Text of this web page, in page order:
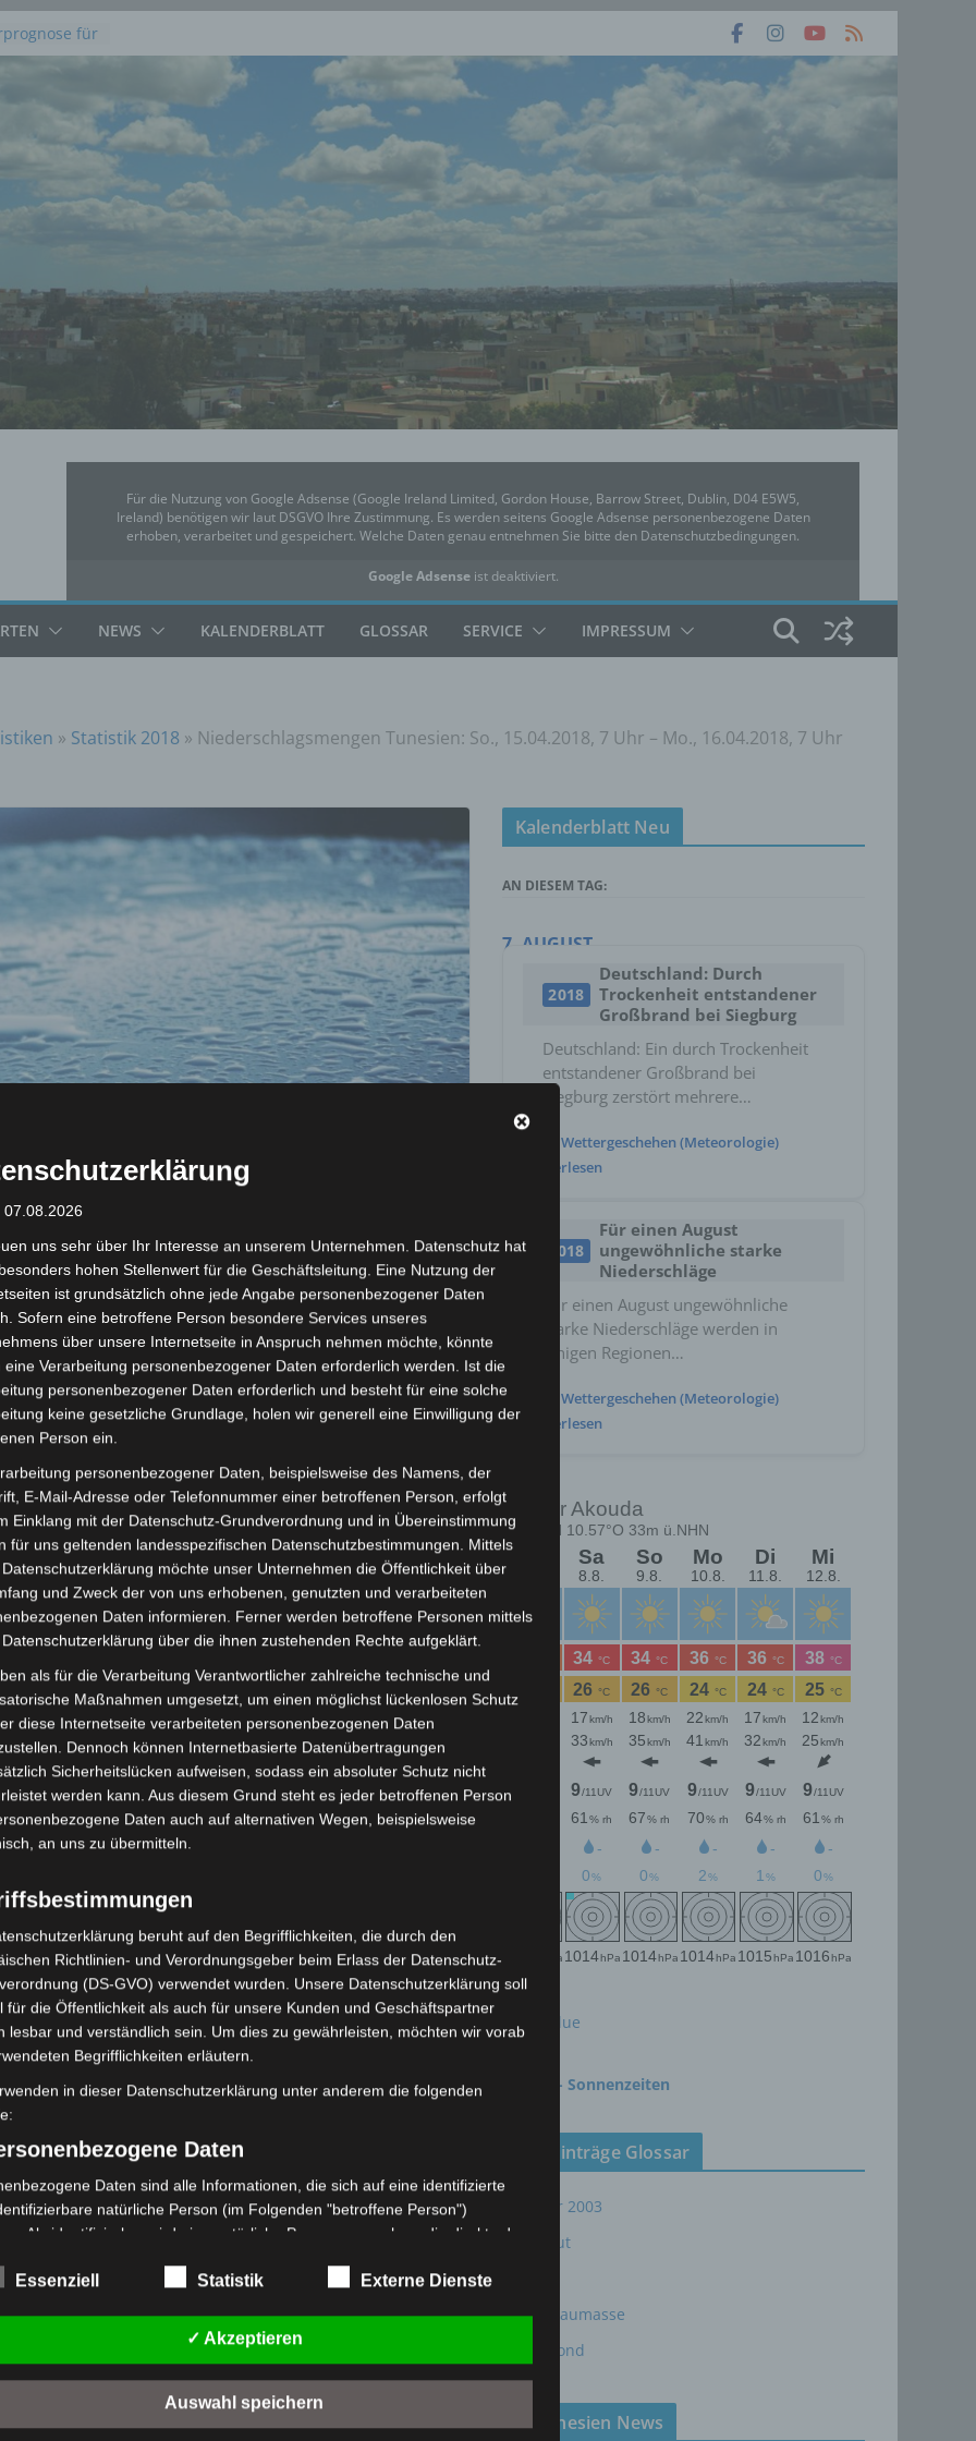
für
Juli 2026
…
Juli 2026
2026
2026 an
Osten und
Für die Nutzung von Google Adsense (Google Ireland Limited, Gordon House, Barrow Street, Dublin, D04 E5W5,
Ireland) benötigen wir laut DSGVO Ihre Zustimmung. Es werden seitens Google Adsense personenbezogene Daten
erhoben, verarbeitet und gespeichert. Welche Daten genau entnehmen Sie bitte den Datenschutzbedingungen.
Google Adsenseist deaktiviert.
✓ Erlauben Datenschutzbedingungen
NEWS KALENDERBLATT GLOSSAR SERVICE IMPRESSUM
» Statistik 2018 » Niederschlagsmengen Tunesien: So., 15.04.2018, 7 Uhr – Mo., 16.04.2018, 7 Uhr
So., 15.04.2018,
7 Uhr
,Niederschlagsstatistik,Sousse,Zaghouan
in Liter/m2, aufgezeichnet von Sonntag, den
7 Uhr. Die stärksten Niederschläge gab es in den
Akouda:
(
Limited, Gordon House, Barrow Street, Dublin, D04 E5W5,
Es werden seitens Google Adsense personenbezogene Daten
genau entnehmen Sie bitte den Datenschutzbedingungen.
Adsenseist deaktiviert.
Tu Wetterwarnung für den Norden, die Mitte und d
Kalenderblatt Neu
AN DIESEM TAG:
7. AUGUST
2018
Deutschland: Durch
Trockenheit entstandener
Großbrand bei Siegburg
Deutschland: Ein durch Trockenheit
entstandener Großbrand bei
Siegburg zerstört mehrere…
Wettergeschehen (Meteorologie)
Weiterlesen
2018
Für einen August
ungewöhnliche starke
Niederschläge
Für einen August ungewöhnliche
starke Niederschläge werden in
einigen Regionen…
Wettergeschehen (Meteorologie)
Weiterlesen
meteoblue
time.is - Sonnenzeiten
Neueinträge Glossar
Sommer 2003
Sturmflut
24P/Schaumasse
Wolfsmond
Tunesien News
07.08.2026
uns sehr über Ihr Interesse an unserem Unternehmen. Datenschutz hat
hohen Stellenwert für die Geschäftsleitung. Eine Nutzung der
ist grundsätzlich ohne jede Angabe personenbezogener Daten
Sofern eine betroffene Person besondere Services unseres
über unsere Internetseite in Anspruch nehmen möchte, könnte
eine Verarbeitung personenbezogener Daten erforderlich werden. Ist die
personenbezogener Daten erforderlich und besteht für eine solche
keine gesetzliche Grundlage, holen wir generell eine Einwilligung der
Person ein.
personenbezogener Daten, beispielsweise des Namens, der
E-Mail-Adresse oder Telefonnummer einer betroffenen Person, erfolgt
Einklang mit der Datenschutz-Grundverordnung und in Übereinstimmung
für uns geltenden landesspezifischen Datenschutzbestimmungen. Mittels
möchte unser Unternehmen die Öffentlichkeit über
und Zweck der von uns erhobenen, genutzten und verarbeiteten
Daten informieren. Ferner werden betroffene Personen mittels
über die ihnen zustehenden Rechte aufgeklärt.
als für die Verarbeitung Verantwortlicher zahlreiche technische und
Maßnahmen umgesetzt, um einen möglichst lückenlosen Schutz
diese Internetseite verarbeiteten personenbezogenen Daten
Dennoch können Internetbasierte Datenübertragungen
Sicherheitslücken aufweisen, sodass ein absoluter Schutz nicht
werden kann. Aus diesem Grund steht es jeder betroffenen Person
Daten auch auf alternativen Wegen, beispielsweise
an uns zu übermitteln.
beruht auf den Begrifflichkeiten, die durch den
Richtlinien- und Verordnungsgeber beim Erlass der Datenschutz-
(DS-GVO) verwendet wurden. Unsere Datenschutzerklärung soll
für die Öffentlichkeit als auch für unsere Kunden und Geschäftspartner
lesbar und verständlich sein. Um dies zu gewährleisten, möchten wir vorab
Begrifflichkeiten erläutern.
in dieser Datenschutzerklärung unter anderem die folgenden
Daten
Daten sind alle Informationen, die sich auf eine identifizierte
natürliche Person (im Folgenden "betroffene Person")
Als identifizierbar wird eine natürliche Person angesehen, die direkt oder
zu Standortdaten, zu einer Online-Kennung oder zu einem
genetischen, psychischen, wirtschaftlichen, kulturellen oder
Identität dieser natürlichen Person sind, identifiziert werden kann.
Person
Person ist jede identifizierte oder identifizierbare natürliche Person,
Essenziell Statistik Externe Dienste
✓ Akzeptieren
Auswahl speichern